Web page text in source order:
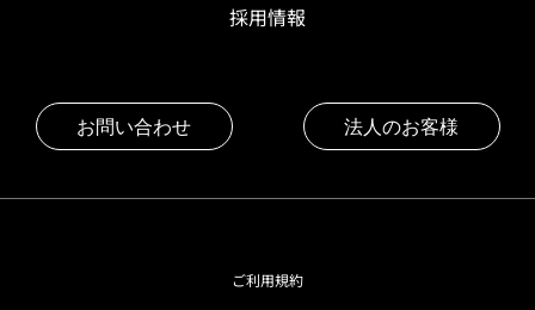
採用情報
お問い合わせ 法人のお客様
ご利用規約